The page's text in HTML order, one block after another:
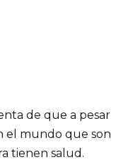
de que a pesar
el mundo que son
tienen salud.